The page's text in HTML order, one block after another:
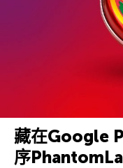
藏在Google
序